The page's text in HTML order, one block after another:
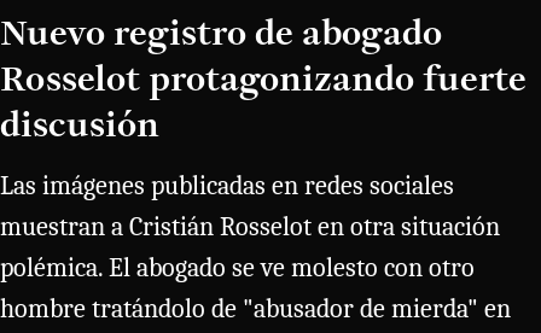
Nuevo registro de abogado
Rosselot protagonizando fuerte
discusión
Las imágenes publicadas en redes sociales
muestran a Cristián Rosselot en otra situación
polémica. El abogado se ve molesto con otro
hombre tratándolo de "abusador de mierda" en